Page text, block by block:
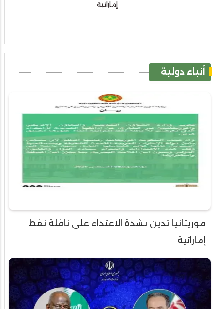
إماراتية
أنباء دولية
موريتانيا تدين بشدة الاعتداء على ناقلة نفط
إماراتية